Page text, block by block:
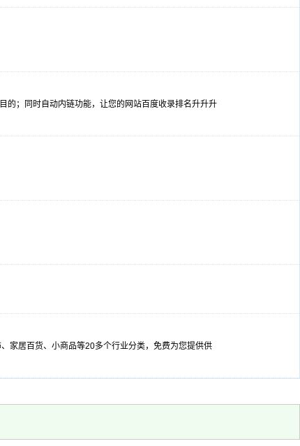
的；同时自动内链功能，让您的网站百度收录排名升升升
家居百货、小商品等20多个行业分类，免费为您提供供